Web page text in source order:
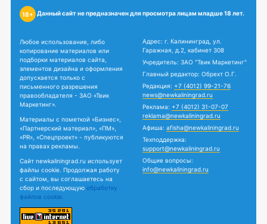
18+ Данный сайт не предназначен для просмотра лицам младше 18 лет.
Любое использование, либо
копирование материалов или
подборки материалов сайта,
элементов дизайна и оформления
допускается только с
письменного разрешения
правообладателя - ЗАО «Твик
Маркетинг».
Материалы с пометкой «Бизнес»,
«Партнерский материал», «ПМ»,
«PR», «Спецпроект» - публикуются
на правах рекламы.
Сайт newkaliningrad.ru использует
файлы cookie. Продолжая работу
с сайтом, вы соглашаетесь на
сбор и последующую обработку
файлов cookie.
Адрес: г. Калининград, ул.
Гаражная, д.2, кабинет 308
Учредитель: ЗАО "Твик Маркетинг"
Главный редактор: Обрехт О.Г.
Редакция: +7 (4012) 99-21-76
news@newkaliningrad.ru
Реклама: +7 (4012) 31-07-07
reklama@newkaliningrad.ru
Афиша: afisha@newkaliningrad.ru
Техподдержка:
support@newkaliningrad.ru
Общие вопросы:
info@newkaliningrad.ru